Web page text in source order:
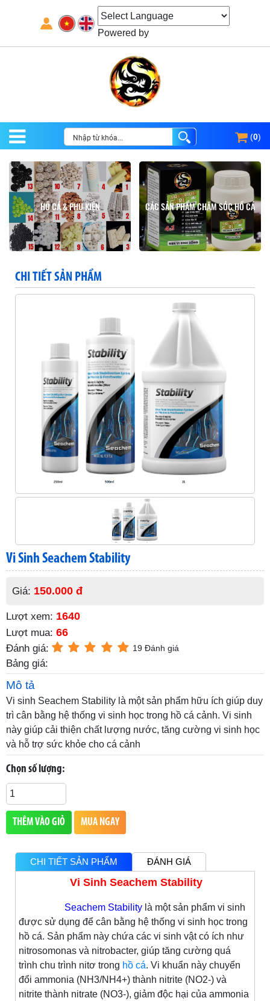
Powered by
(0)
HỒ CÁ & PHỤ KIỆN CÁC SẢN PHẨM CHĂM SÓC HỒ CÁ
CHI TIẾT SẢN PHẨM
Vi Sinh Seachem Stability
Giá: 150.000 đ
Lượt xem: 1640
Lượt mua: 66
Đánh giá: 19 Đánh giá
Bảng giá:
Mô tả
Vi sinh Seachem Stability là một sản phẩm hữu ích giúp duy
trì cân bằng hệ thống vi sinh học trong hồ cá cảnh. Vi sinh
này giúp cải thiện chất lượng nước, tăng cường vi sinh học
và hỗ trợ sức khỏe cho cá cảnh
Chọn số lượng:
THÊM VÀO GIỎ MUA NGAY
CHI TIẾT SẢN PHẨM ĐÁNH GIÁ
Vi Sinh Seachem Stability
Seachem Stability là một sản phẩm vi sinh
được sử dụng để cân bằng hệ thống vi sinh học trong
hồ cá. Sản phẩm này chứa các vi sinh vật có ích như
nitrosomonas và nitrobacter, giúp tăng cường quá
trình chu trình nitơ trong hồ cá. Vi khuẩn này chuyển
đổi ammonia (NH3/NH4+) thành nitrite (NO2-) và
nitrite thành nitrate (NO3-), giảm độc hại của ammonia